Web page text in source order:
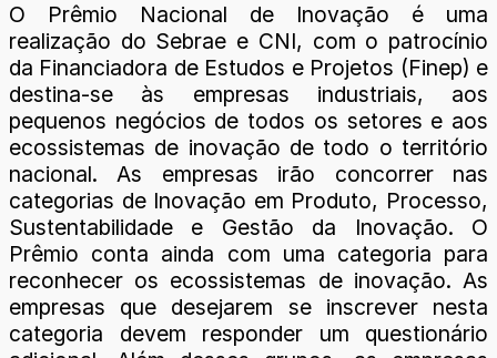
O Prêmio Nacional de Inovação é uma
realização do Sebrae e CNI, com o patrocínio
da Financiadora de Estudos e Projetos (Finep) e
destina-se às empresas industriais, aos
pequenos negócios de todos os setores e aos
ecossistemas de inovação de todo o território
nacional. As empresas irão concorrer nas
categorias de Inovação em Produto, Processo,
Sustentabilidade e Gestão da Inovação. O
Prêmio conta ainda com uma categoria para
reconhecer os ecossistemas de inovação. As
empresas que desejarem se inscrever nesta
categoria devem responder um questionário